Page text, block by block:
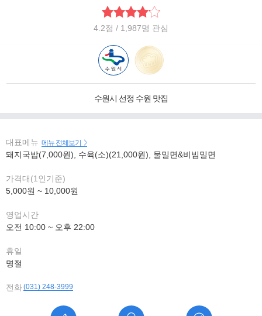
4.2점 / 1,987명 관심
수원시 선정 수원 맛집
대표메뉴 메뉴 전체보기
돼지국밥(7,000원), 수육(소)(21,000원), 물밀면&비빔밀면
가격대(1인기준)
5,000원 ~ 10,000원
영업시간
오전 10:00 ~ 오후 22:00
휴일
명절
전화(031) 248-3999